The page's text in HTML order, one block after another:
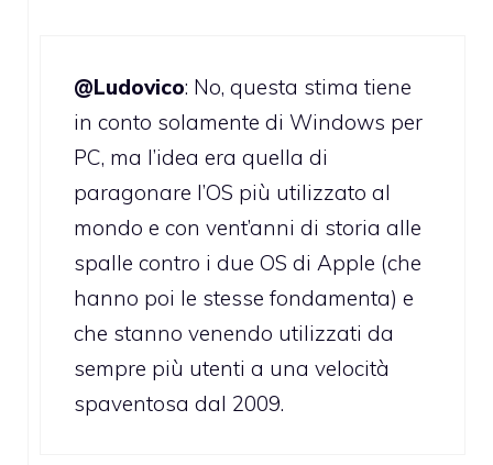
@Ludovico: No, questa stima tiene
in conto solamente di Windows per
PC, ma l’idea era quella di
paragonare l’OS più utilizzato al
mondo e con vent’anni di storia alle
spalle contro i due OS di Apple (che
hanno poi le stesse fondamenta) e
che stanno venendo utilizzati da
sempre più utenti a una velocità
spaventosa dal 2009.